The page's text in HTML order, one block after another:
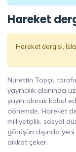
Hareket
Hareket dergisi,
Nurettin Topçu
yayıncılık alanında
yayın olarak kabul
dönemde, Hareket
milliyetçilik, sosyal
görüşün dışında
dikkat çeker.